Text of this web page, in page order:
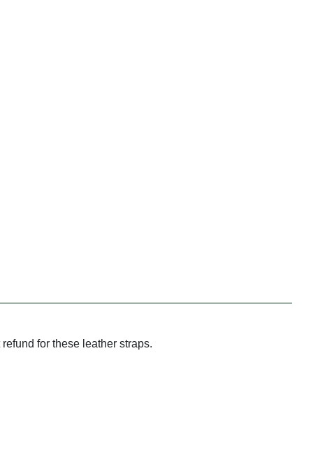
for these leather straps.